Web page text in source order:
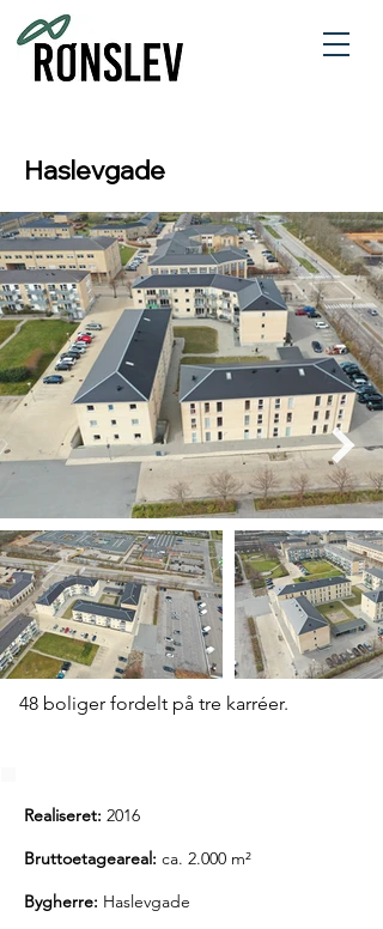
Haslevgade
48 boliger fordelt på tre karréer.
Realiseret: 2016
Bruttoetageareal: ca. 2.000 m²
Bygherre: Haslevgade